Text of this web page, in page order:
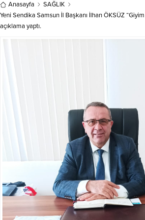
Anasayfa
SAĞLIK
Yeni Sendika Samsun İl Başkanı İlhan ÖKSÜZ “Giyim
açıklama yaptı.